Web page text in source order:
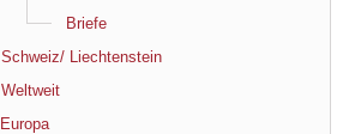
Briefe
Schweiz/ Liechtenstein
Weltweit
Europa